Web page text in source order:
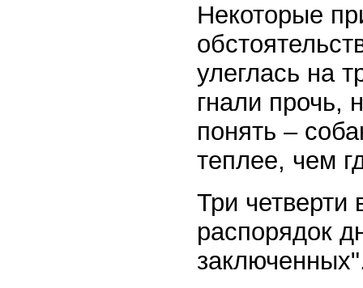
Некоторые
улеглась на
гнали прочь,
понять –
теплее, чем
Три
распорядок